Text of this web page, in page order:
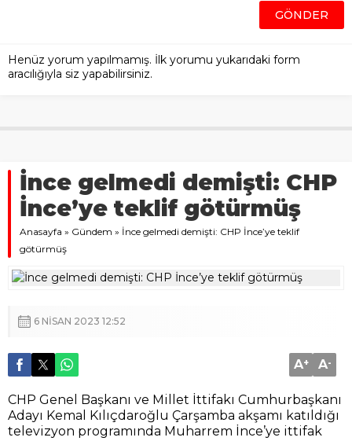
Henüz yorum yapılmamış. İlk yorumu yukarıdaki form
aracılığıyla siz yapabilirsiniz.
İnce gelmedi demişti: CHP
İnce’ye teklif götürmüş
Anasayfa » Gündem » İnce gelmedi demişti: CHP İnce’ye teklif
götürmüş
6 NISAN 2023 12:52
A+ A-
CHP Genel Başkanı ve Millet İttifakı Cumhurbaşkanı
Adayı Kemal Kılıçdaroğlu Çarşamba akşamı katıldığı
televizyon programında Muharrem İnce’ye ittifak